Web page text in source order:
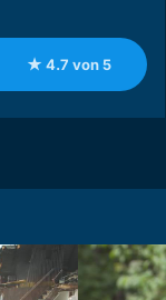
★ 4.7 von 5